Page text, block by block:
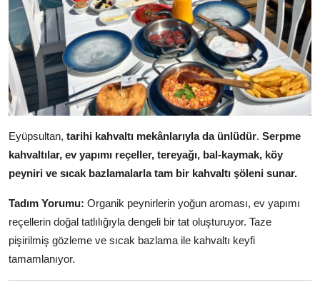
Eyüpsultan, tarihi kahvaltı mekânlarıyla da ünlüdür. Serpme
kahvaltılar, ev yapımı reçeller, tereyağı, bal-kaymak, köy
peyniri ve sıcak bazlamalarla tam bir kahvaltı şöleni sunar.
Tadım Yorumu: Organik peynirlerin yoğun aroması, ev yapımı
reçellerin doğal tatlılığıyla dengeli bir tat oluşturuyor. Taze
pişirilmiş gözleme ve sıcak bazlama ile kahvaltı keyfi
tamamlanıyor.